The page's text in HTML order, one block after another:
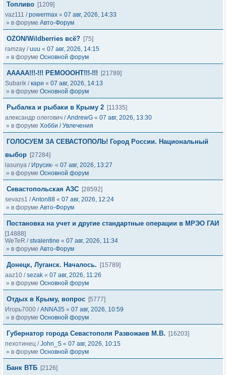
Топливо [1209]
vaz111 /powermax « 07 авг, 2026, 14:33
» в форуме Авто-Форум
OZON/Wildberries всё? [75]
ramzay /uuu « 07 авг, 2026, 14:15
» в форуме Основной форум
ААААА!!!-!!! РЕМОООНТ!!!-!!!
[21789]
Subarik /кари « 07 авг, 2026, 14:13
» в форуме Основной форум
Рыбалка и рыбаки в Крыму 2 [11335]
александр олегович /AndrewG « 07 авг, 2026, 13:30
» в форуме Хобби / Увлечения
ГОЛОСУЕМ ЗА СЕВАСТОПОЛЬ! Город России. Национальный
выбор [27284]
lasunya / Ирусик- « 07 авг, 2026, 13:27
» в форуме Основной форум
Севастопольская АЗС [28592]
sevazs1 /Anton88 « 07 авг, 2026, 12:24
» в форуме Авто-Форум
Постановка на учет и другие стандартные операции в МРЭО ГАИ
[14888]
WeTeR /stvalentine « 07 авг, 2026, 11:34
» в форуме Авто-Форум
Донецк, Луганск. Началось.
[15789]
aaz10 /sezak « 07 авг, 2026, 11:26
» в форуме Основной форум
Отдых в Крыму, вопрос [5777]
Игорь7000 /ANNA35 « 07 авг, 2026, 10:59
» в форуме Основной форум
Губернатор города Севастополя Развожаев М.В.
[16203]
пехотинец /John_S « 07 авг, 2026, 10:15
» в форуме Основной форум
Банк ВТБ [2126]